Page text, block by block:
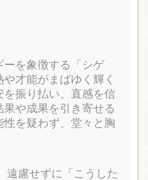
ーを象徴する「シゲ
才能がまばゆく輝く
を振り払い、直感を信
や成果を引き寄せる
を疑わず、堂々と胸
遠慮せずに「こうした